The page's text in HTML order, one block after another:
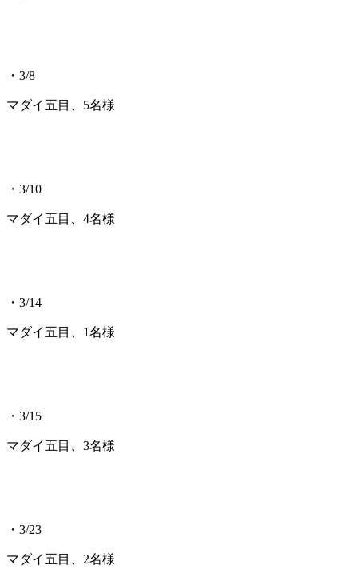
・3/8
マダイ五目、5名様
・3/10
マダイ五目、4名様
・3/14
マダイ五目、1名様
・3/15
マダイ五目、3名様
・3/23
マダイ五目、2名様